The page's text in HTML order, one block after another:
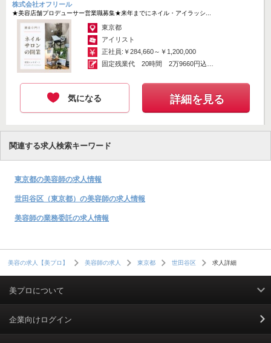
株式会社オフリール
★美容店舗プロデューサー営業職募集★来年までにネイル・アイラッシ...
東京都
アイリスト
正社員:￥284,660～￥1,200,000
気になる 詳細を見る
関連する求人検索キーワード
東京都の美容師の求人情報
世田谷区（東京都）の美容師の求人情報
美容師の業務委託の求人情報
美容の求人【美プロ】 美容師の求人 東京都 世田谷区 求人詳細
美プロについて
利用規約
企業向けログイン